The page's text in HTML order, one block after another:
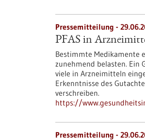
Pressemitteilung -
PFAS in
Bestimmte Medikamente
zunehmend belasten. Ein
viele in Arzneimitteln
Erkenntnisse des
verschreiben.
https://
Pressemitteilung -